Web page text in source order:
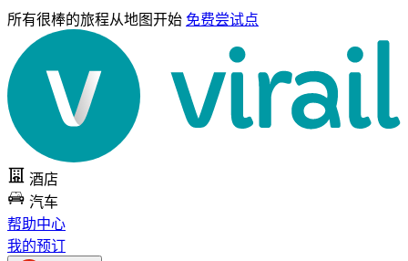
所有很棒的旅程从地图开始 免费尝试点
酒店
汽车
帮助中心
我的预订